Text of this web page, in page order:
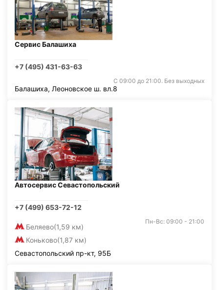
Сервис Балашиха
+7 (495) 431-63-63
С 09:00 до 21:00. Без выходных
Балашиха, Леоновское ш. вл.8
Автосервис Севастопольский
+7 (499) 653-72-12
Беляево(1,59 км)
Коньково(1,87 км)
Пн-Вс: 09:00 - 21:00
Севастопольский пр-кт, 95Б